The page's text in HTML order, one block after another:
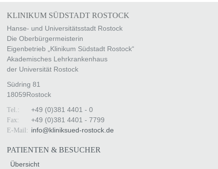
KLINIKUM SÜDSTADT ROSTOCK
Hanse- und Universitätsstadt Rostock
Die Oberbürgermeisterin
Eigenbetrieb „Klinikum Südstadt Rostock“
Akademisches Lehrkrankenhaus
der Universität Rostock
Südring 81
18059Rostock
Tel.: +49 (0)381 4401 - 0
Fax: +49 (0)381 4401 - 7799
E-Mail: info@kliniksued-rostock de
PATIENTEN & BESUCHER
Übersicht